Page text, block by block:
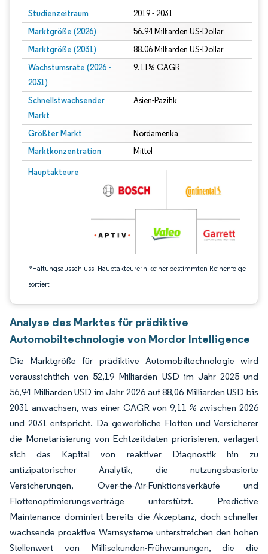
Studienzeitraum 2019 - 2031
Marktgröße (2026) 56.94 Milliarden US-Dollar
Marktgröße (2031) 88.06 Milliarden US-Dollar
Wachstumsrate (2026 -
2031)
9.11% CAGR
Schnellstwachsender
Markt
Asien-Pazifik
Größter Markt Nordamerika
Marktkonzentration Mittel
Hauptakteure
*Haftungsausschluss: Hauptakteure in keiner bestimmten Reihenfolge
sortiert
Bild © Mordor Intelligence. Wiederverwendung erfordert Namensnennung
Analyse des Marktes für prädiktive
Automobiltechnologie von Mordor Intelligence
Die Marktgröße für prädiktive Automobiltechnologie wird
voraussichtlich von 52,19 Milliarden USD im Jahr 2025 und
56,94 Milliarden USD im Jahr 2026 auf 88,06 Milliarden USD bis
2031 anwachsen, was einer CAGR von 9,11 % zwischen 2026
und 2031 entspricht. Da gewerbliche Flotten und Versicherer
die Monetarisierung von Echtzeitdaten priorisieren, verlagert
sich das Kapital von reaktiver Diagnostik hin zu
antizipatorischer Analytik, die nutzungsbasierte
Versicherungen, Over-the-Air-Funktionsverkäufe und
Flottenoptimierungsverträge unterstützt. Predictive
Maintenance dominiert bereits die Akzeptanz, doch schneller
wachsende proaktive Warnsysteme unterstreichen den hohen
Stellenwert von Millisekunden-Frühwarnungen, die die